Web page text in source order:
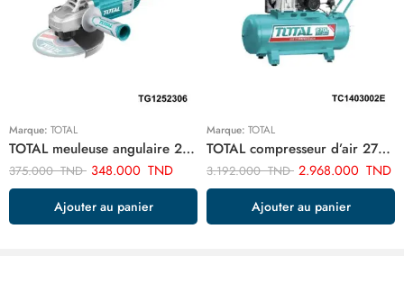
Marque: TOTAL
TOTAL meuleuse angulaire 2400w-230mm TG1252306
375.000TND 348.000 TND
Ajouter au panier
Marque: TOTAL
TOTAL compresseur d’air 270 litre TC1403002E
3.192.000TND 2.968.000 TND
Ajouter au panier